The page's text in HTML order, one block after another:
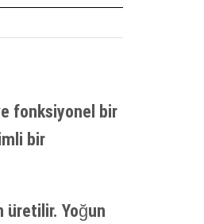
fonksiyonel bir
bir
üretilir. Yoğun